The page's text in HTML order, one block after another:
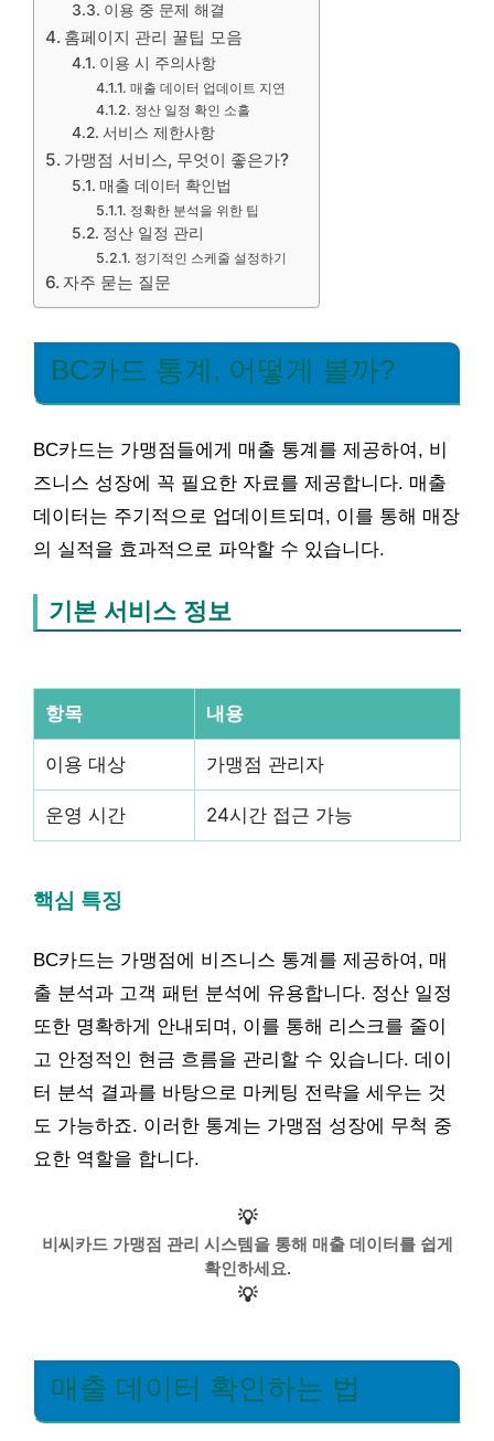
이용 중 문제 해결
홈페이지 관리 꿀팁 모음
이용 시 주의사항
매출 데이터 업데이트 지연
정산 일정 확인 소홀
서비스 제한사항
가맹점 서비스, 무엇이 좋은가?
매출 데이터 확인법
정확한 분석을 위한 팁
정산 일정 관리
정기적인 스케줄 설정하기
자주 묻는 질문
BC카드 통계, 어떻게 볼까?
BC카드는 가맹점들에게 매출 통계를 제공하여, 비
즈니스 성장에 꼭 필요한 자료를 제공합니다. 매출
데이터는 주기적으로 업데이트되며, 이를 통해 매장
의 실적을 효과적으로 파악할 수 있습니다.
기본 서비스 정보
항목 내용
이용 대상 가맹점 관리자
운영 시간 24시간 접근 가능
핵심 특징
BC카드는 가맹점에 비즈니스 통계를 제공하여, 매
출 분석과 고객 패턴 분석에 유용합니다. 정산 일정
또한 명확하게 안내되며, 이를 통해 리스크를 줄이
고 안정적인 현금 흐름을 관리할 수 있습니다. 데이
터 분석 결과를 바탕으로 마케팅 전략을 세우는 것
도 가능하죠. 이러한 통계는 가맹점 성장에 무척 중
요한 역할을 합니다.
💡
비씨카드 가맹점 관리 시스템을 통해 매출 데이터를 쉽게
확인하세요.
💡
매출 데이터 확인하는 법